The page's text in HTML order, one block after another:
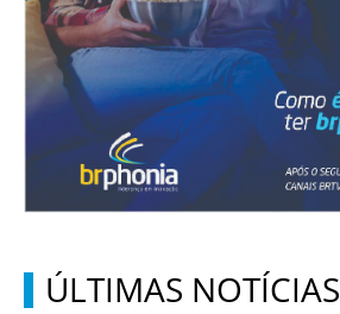
ÚLTIMAS NOTÍCIAS